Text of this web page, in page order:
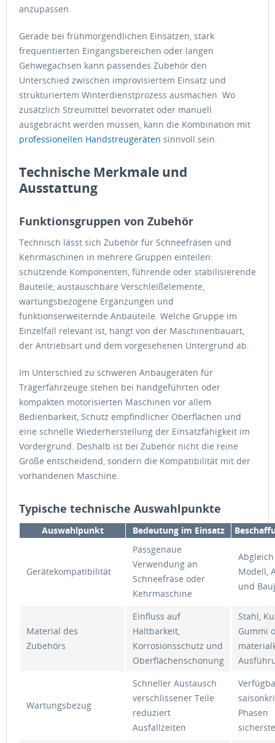
anzupassen.
Gerade bei frühmorgendlichen Einsätzen, stark
frequentierten Eingangsbereichen oder langen
Gehwegachsen kann passendes Zubehör den
Unterschied zwischen improvisiertem Einsatz und
strukturiertem Winterdienstprozess ausmachen. Wo
zusätzlich Streumittel bevorratet oder manuell
ausgebracht werden müssen, kann die Kombination mit
professionellen Handstreugeräten sinnvoll sein.
Technische Merkmale und
Ausstattung
Funktionsgruppen von Zubehör
Technisch lässt sich Zubehör für Schneefräsen und
Kehrmaschinen in mehrere Gruppen einteilen:
schützende Komponenten, führende oder stabilisierende
Bauteile, austauschbare Verschleißelemente,
wartungsbezogene Ergänzungen und
funktionserweiternde Anbauteile. Welche Gruppe im
Einzelfall relevant ist, hängt von der Maschinenbauart,
der Antriebsart und dem vorgesehenen Untergrund ab.
Im Unterschied zu schweren Anbaugeräten für
Trägerfahrzeuge stehen bei handgeführten oder
kompakten motorisierten Maschinen vor allem
Bedienbarkeit, Schutz empfindlicher Oberflächen und
eine schnelle Wiederherstellung der Einsatzfähigkeit im
Vordergrund. Deshalb ist bei Zubehör nicht die reine
Größe entscheidend, sondern die Kompatibilität mit der
vorhandenen Maschine.
Typische technische Auswahlpunkte
Auswahlpunkt Bedeutung im Einsatz
Gerätekompatibilität
Passgenaue
Verwendung an
Schneefräse oder
Kehrmaschine
Modell,
und
Material des
Zubehörs
Einfluss auf
Haltbarkeit,
Korrosionsschutz und
Oberflächenschonung
Stahl,
Gummi
Wartungsbezug
Schneller Austausch
verschlissener Teile
reduziert
Ausfallzeiten
Phasen